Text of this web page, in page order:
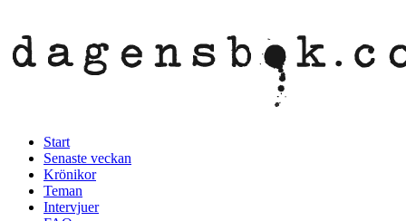
Start
Senaste veckan
Krönikor
Teman
Intervjuer